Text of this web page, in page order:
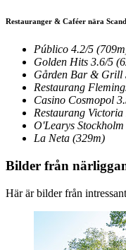
Restauranger & Caféer nära
Público 4.2/5
Golden Hits 3.6/5
Gården Bar & Grill
Restaurang
Casino Cosmopol
Restaurang Victoria
O'Learys
La Neta (329m)
Bilder från
Här är bilder från